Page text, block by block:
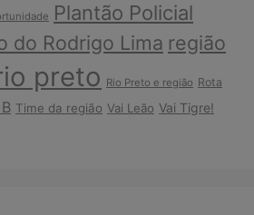
Plantão Policial
do Rodrigo Lima região
preto Rio Preto e região Rota
Time da região Vai Leão Vai Tigre!